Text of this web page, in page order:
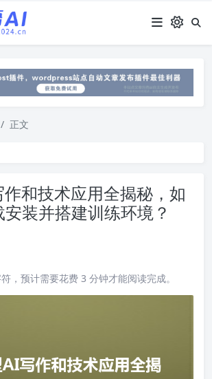
正文
和技术应用全揭秘，如
装并搭建训练环境？
，预计需要花费 3 分钟才能阅读完成。